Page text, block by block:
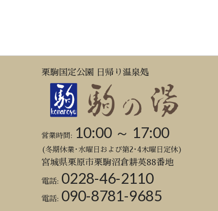
栗駒国定公園 日帰り温泉処
営業時間: 10:00 ～ 17:00
(冬期休業･水曜日および第2･4木曜日定休)
宮城県栗原市栗駒沼倉耕英88番地
電話: 0228-46-2110
電話: 090-8781-9685